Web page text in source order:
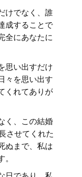
けでなく、誰
成することで
全にあなたに
思い出すだけ
々を思い出す
くれてありが
く、この結婚
させてくれた
ぬまで、私は
。